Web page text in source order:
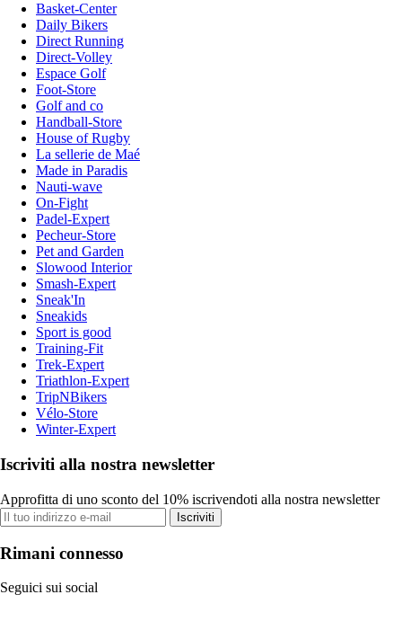
Basket-Center
Daily Bikers
Direct Running
Direct-Volley
Espace Golf
Foot-Store
Golf and co
Handball-Store
House of Rugby
La sellerie de Maé
Made in Paradis
Nauti-wave
On-Fight
Padel-Expert
Pecheur-Store
Pet and Garden
Slowood Interior
Smash-Expert
Sneak'In
Sneakids
Sport is good
Training-Fit
Trek-Expert
Triathlon-Expert
TripNBikers
Vélo-Store
Winter-Expert
Iscriviti alla nostra newsletter
Approfitta di uno sconto del 10% iscrivendoti alla nostra newsletter
Iscriviti
Rimani connesso
Seguici sui social